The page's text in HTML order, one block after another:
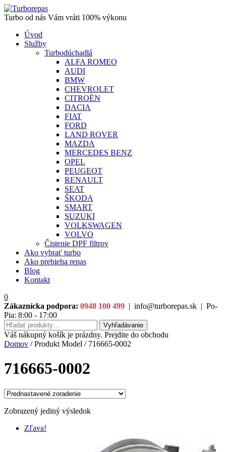
Turbo od nás Vám vráti 100% výkonu
Úvod
Služby
Turbodúchadlá
ALFA ROMEO
AUDI
BMW
CHEVROLET
CITROËN
DACIA
FIAT
FORD
LAND ROVER
MAZDA
MERCEDES BENZ
OPEL
PEUGEOT
RENAULT
SEAT
ŠKODA
SMART
SUZUKI
VOLKSWAGEN
VOLVO
Čistenie DPF filtrov
Ako vybrať turbo
Ako prebieha repas
Blog
Kontakt
0
Zákaznícka podpora: 0948 100 499 | info@turborepas.sk | Po-
Pia: 8:00 - 17:00
Hľadať:
Vyhľadávanie
Váš nákupný košík je prázdny. Prejdite do obchodu
Domov / Produkt Model / 716665-0002
716665-0002
Zobrazený jediný výsledok
Zľava!